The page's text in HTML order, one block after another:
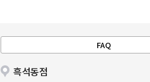
FAQ
흑석동점